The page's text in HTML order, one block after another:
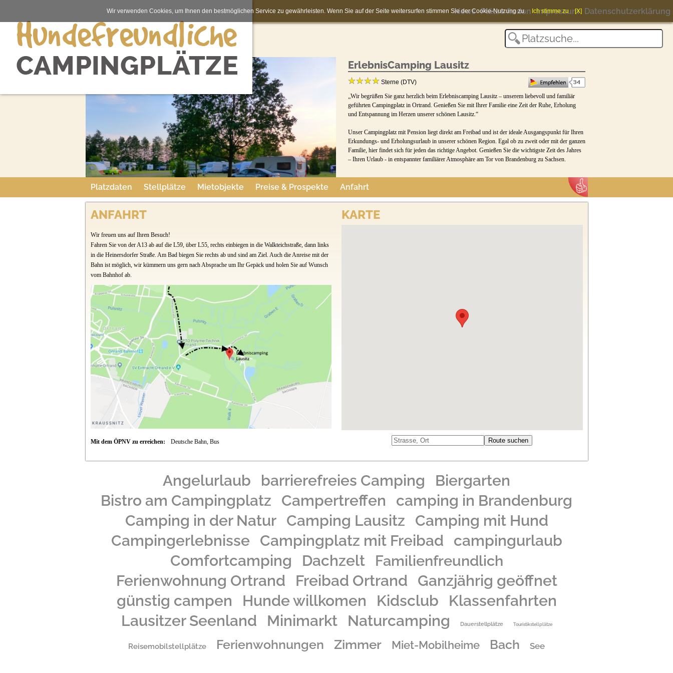
News Plätze finden Impressum Datenschutzerklärung
ErlebnisCamping Lausitz
Sterne (DTV)
„Wir begrüßen Sie ganz herzlich beim Erlebniscamping Lausitz – unserem liebevoll und familiär
geführten Campingplatz in Ortrand. Genießen Sie mit Ihrer Familie eine Zeit der Ruhe, Erholung
und Entspannung im Herzen unserer schönen Lausitz.“
Unser Campingplatz mit Pension liegt direkt am Freibad und ist der ideale Ausgangspunkt für Ihren
Erkundungs- und Erholungsurlaub in unserer schönen Region. Egal ob zu zweit oder mit der ganzen
Familie, hier findet sich für jeden das richtige Angebot. Genießen Sie die wichtigste Zeit des Jahres
– Ihren Urlaub - in entspannter familiärer Atmosphäre am Tor von Brandenburg zu Sachsen.
Platzdaten Stellplätze Mietobjekte Preise & Prospekte Anfahrt
ANFAHRT
Wir freuen uns auf Ihren Besuch!
Fahren Sie von der A13 ab auf die L59, über L55, rechts einbiegen in die Walkteichstraße, dann links
in die Heinersdorfer Straße. Am Bad biegen Sie rechts ab und sind am Ziel. Auch die Anreise mit der
Bahn ist möglich, wir kümmern uns gern nach Absprache um Ihr Gepäck und holen Sie auf Wunsch
vom Bahnhof ab.
Mit dem ÖPNV zu erreichen: Deutsche Bahn, Bus
KARTE
Angelurlaub barrierefreies Camping
Biergarten
Bistro am Campingplatz
Campertreffen
camping in Brandenburg
Camping in der Natur
Camping Lausitz
Camping mit Hund
Campingerlebnisse
Campingplatz mit Freibad
campingurlaub
Comfortcamping
Dachzelt Familienfreundlich
Ferienwohnung Ortrand Freibad Ortrand
Ganzjährig geöffnet
günstig campen
Hunde willkomen Kidsclub
Klassenfahrten
Lausitzer Seenland
Minimarkt Naturcamping Dauerstellplätze Touristikstellplätze
Reisemobilstellplätze Ferienwohnungen Zimmer Miet-Mobilheime Bach See
Wir verwenden Cookies, um Ihnen den bestmöglichen Service zu gewährleisten. Wenn Sie auf der Seite weitersurfen stimmen Sie der Cookie-Nutzung zu. Ich stimme zu [X]